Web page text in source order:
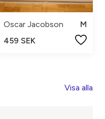
Oscar Jacobson
M
459 SEK
Visa alla